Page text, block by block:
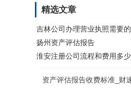
精选文章
吉林公司办理营业执照需要
扬州资产评估报告
淮安注册公司流程和费用多
资产评估报告收费标准_财